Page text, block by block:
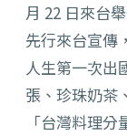
月 22 日來台
先行來台宣傳
人生第一次出
張、 珍珠奶茶
「台灣料理分